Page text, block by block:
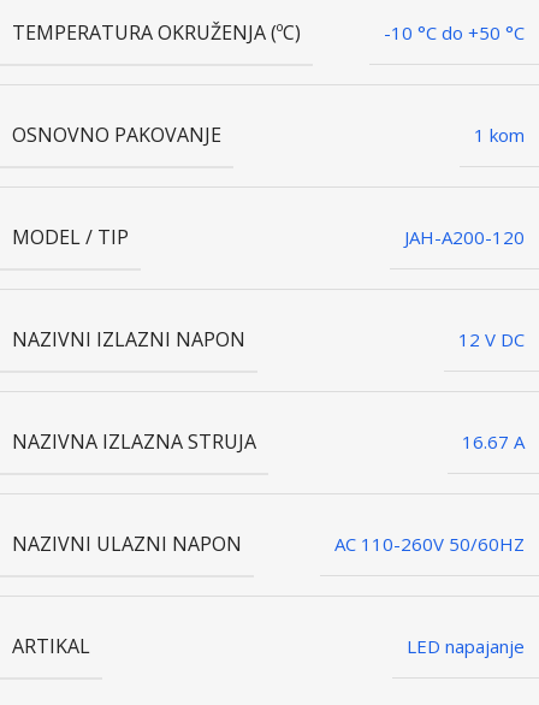
TEMPERATURA OKRUŽENJA (ºC) -10 °C do +50 °C
OSNOVNO PAKOVANJE 1 kom
MODEL / TIP JAH-A200-120
NAZIVNI IZLAZNI NAPON 12 V DC
NAZIVNA IZLAZNA STRUJA 16.67 A
NAZIVNI ULAZNI NAPON AC 110-260V 50/60HZ
ARTIKAL LED napajanje